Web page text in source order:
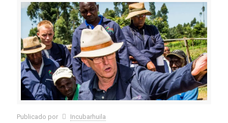
Publicado por Incubarhuila